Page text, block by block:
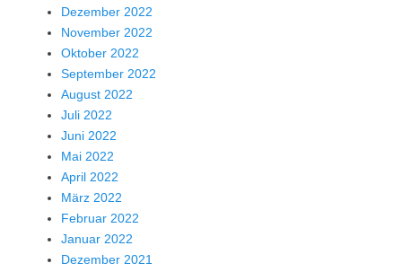
Dezember 2022
November 2022
Oktober 2022
September 2022
August 2022
Juli 2022
Juni 2022
Mai 2022
April 2022
März 2022
Februar 2022
Januar 2022
Dezember 2021